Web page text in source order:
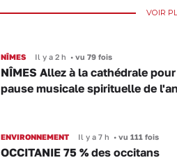
VOIR
NÎMES Il y a 2 h •vu 79 fois
NÎMES Allez à la cathédrale
pause musicale spirituelle de
ENVIRONNEMENT Il y a 7 h •vu 111 fois
OCCITANIE 75 % des occitans